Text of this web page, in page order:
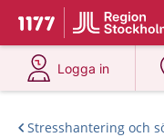
Till startsidan för
Du har valt
Logga in
på 1177.se
Stresshantering och